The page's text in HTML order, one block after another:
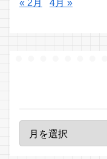
« 2月 4月 »